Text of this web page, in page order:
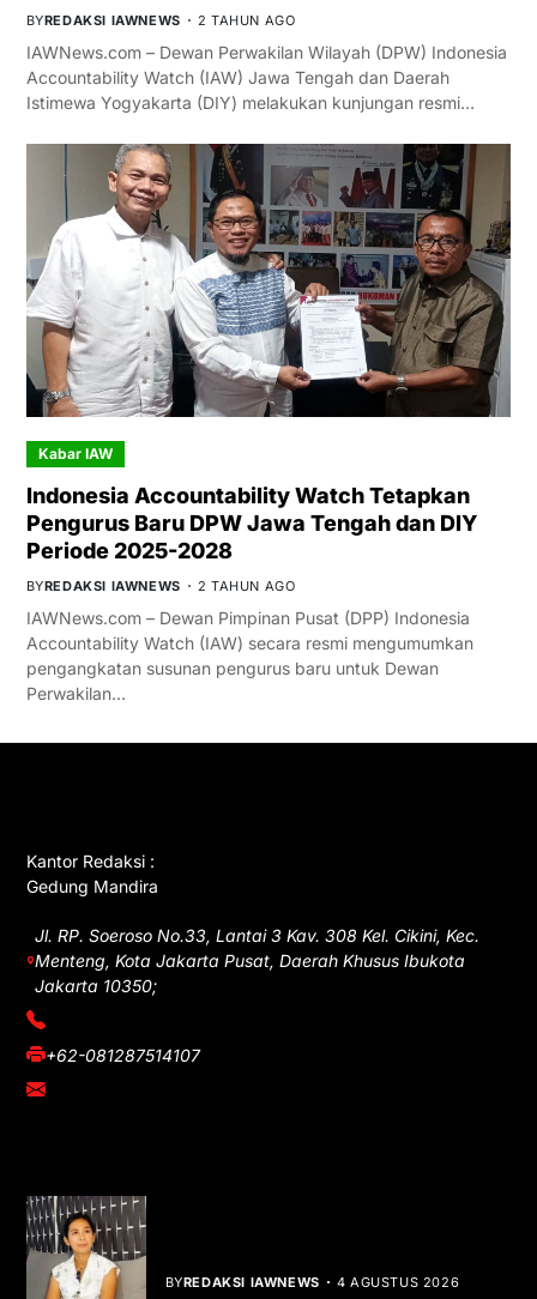
BYREDAKSI IAWNEWS 2 TAHUN AGO
IAWNews.com – Dewan Perwakilan Wilayah (DPW) Indonesia
Accountability Watch (IAW) Jawa Tengah dan Daerah
Istimewa Yogyakarta (DIY) melakukan kunjungan resmi…
Kabar IAW
Indonesia Accountability Watch Tetapkan
Pengurus Baru DPW Jawa Tengah dan DIY
Periode 2025-2028
BYREDAKSI IAWNEWS 2 TAHUN AGO
IAWNews.com – Dewan Pimpinan Pusat (DPP) Indonesia
Accountability Watch (IAW) secara resmi mengumumkan
pengangkatan susunan pengurus baru untuk Dewan
Perwakilan…
Kantor Redaksi :
Gedung Mandira
Jl. RP. Soeroso No.33, Lantai 3 Kav. 308 Kel. Cikini, Kec.
Menteng, Kota Jakarta Pusat, Daerah Khusus Ibukota
Jakarta 10350;
(021) 3908026
+62-081287514107
adm@iawnews.com
BYREDAKSI IAWNEWS 4 AGUSTUS 2026